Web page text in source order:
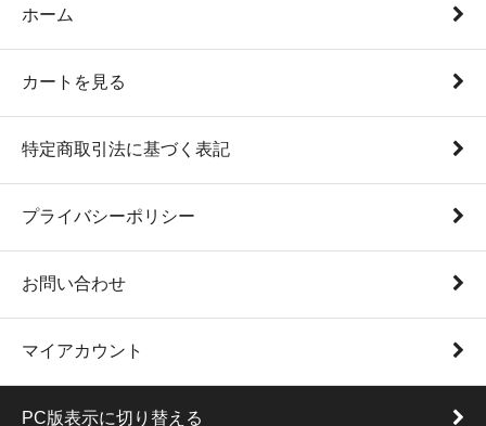
ホーム
カートを見る
特定商取引法に基づく表記
プライバシーポリシー
お問い合わせ
マイアカウント
PC版表示に切り替える